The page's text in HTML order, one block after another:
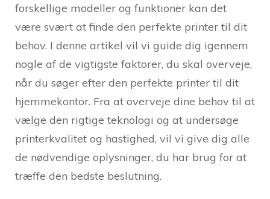
forskellige modeller og funktioner kan det
være svært at finde den perfekte printer til dit
behov. I denne artikel vil vi guide dig igennem
nogle af de vigtigste faktorer, du skal overveje,
når du søger efter den perfekte printer til dit
hjemmekontor. Fra at overveje dine behov til at
vælge den rigtige teknologi og at undersøge
printerkvalitet og hastighed, vil vi give dig alle
de nødvendige oplysninger, du har brug for at
træffe den bedste beslutning.